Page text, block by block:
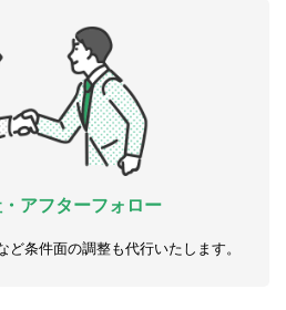
アフターフォロー
条件面の調整も代行いたします。